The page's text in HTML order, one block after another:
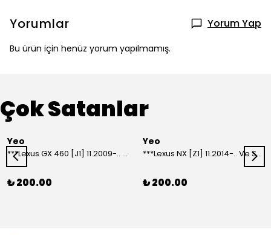
Yorumlar Yorum Yap
Bu ürün için henüz yorum yapılmamış.
Çok Satanlar
Yeo
***Lexus GX 460 [J1] 11.2009-.. Ve Sonrası Model Yılları İçin Uyumlu Yeo Arka Silecek
₺ 200.00
Yeo
***Lexus NX [Z1] 11.2014-.. Ve Sonrası Model Yılları İçin Uyumlu Yeo Arka Silecek
₺ 200.00